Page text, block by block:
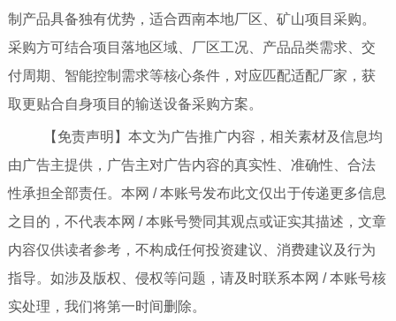
制产品具备独有优势，适合西南本地厂区、矿山项目采购。
采购方可结合项目落地区域、厂区工况、产品品类需求、交
付周期、智能控制需求等核心条件，对应匹配适配厂家，获
取更贴合自身项目的输送设备采购方案。
【免责声明】本文为广告推广内容，相关素材及信息均
由广告主提供，广告主对广告内容的真实性、准确性、合法
性承担全部责任。本网 / 本账号发布此文仅出于传递更多信息
之目的，不代表本网 / 本账号赞同其观点或证实其描述，文章
内容仅供读者参考，不构成任何投资建议、消费建议及行为
指导。如涉及版权、侵权等问题，请及时联系本网 / 本账号核
实处理，我们将第一时间删除。